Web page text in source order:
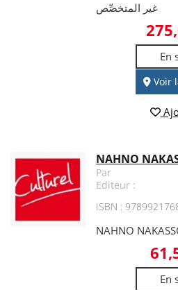
غير المتخصِّص
En
Voir
NAHNO
Par
Editeur :
ISBN :
NAHNO
En